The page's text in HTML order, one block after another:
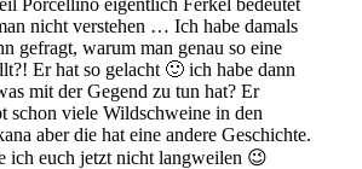
nicht verstehen … Ich habe damals
gefragt, warum man genau so eine
Er hat so gelacht 🙂 ich habe dann
mit der Gegend zu tun hat? Er
schon viele Wildschweine in den
aber die hat eine andere Geschichte.
ich euch jetzt nicht langweilen 😉